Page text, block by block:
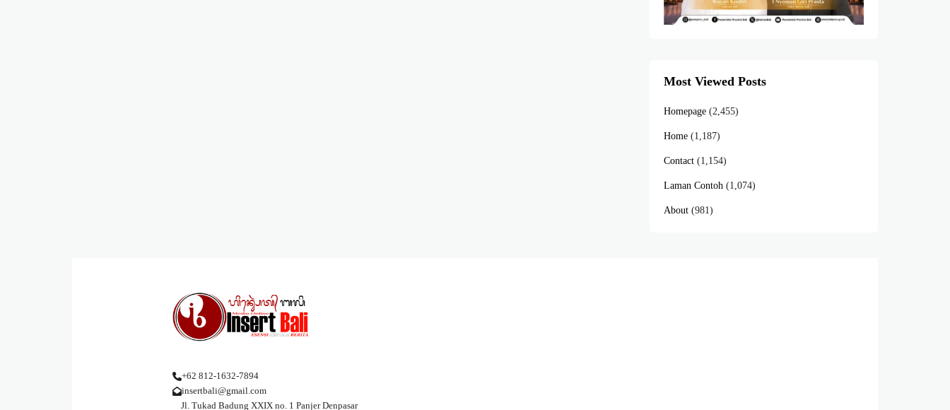
Most Viewed Posts
Homepage (2,455)
Home (1,187)
Contact (1,154)
Laman Contoh (1,074)
About (981)
+62 812-1632-7894
insertbali@gmail.com
Jl. Tukad Badung XXIX no. 1 Panjer Denpasar